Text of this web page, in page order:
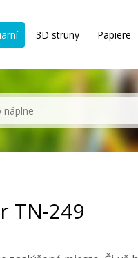
3D struny Papiere
TN-249